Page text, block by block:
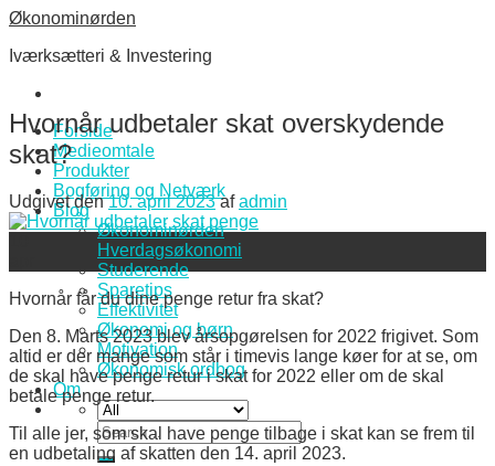
Skip
content
Økonominørden
Iværksætteri & Investering
Forside
Medieomtale
Produkter
Bogføring og Netværk
Blog
Økonominørden
Hverdagsøkonomi
Studerende
Sparetips
Effektivitet
Økonomi og børn
Motivation
Økonomisk ordbog
Om
Search
for:
Hvornår udbetaler skat overskydende
skat?
Udgivet den10. april 2023afadmin
Hvornår får du dine penge retur fra skat?
Den 8. Marts 2023 blev årsopgørelsen for 2022 frigivet. Som
altid er der mange som står i timevis lange køer for at se, om
de skal have penge retur i skat for 2022 eller om de skal
betale penge retur.
Til alle jer, som skal have penge tilbage i skat kan se frem til
en udbetaling af skatten den 14. april 2023.